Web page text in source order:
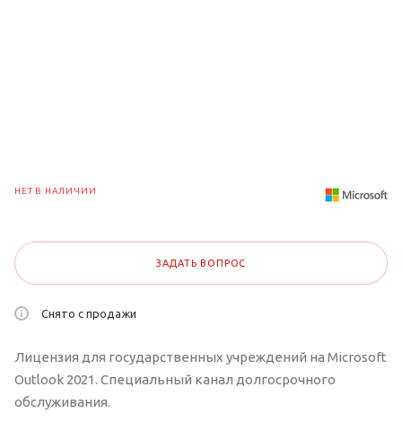
НЕТ В НАЛИЧИИ
ЗАДАТЬ ВОПРОС
Снято с продажи
Лицензия для государственных учреждений на Microsoft
Outlook 2021. Специальный канал долгосрочного
обслуживания.